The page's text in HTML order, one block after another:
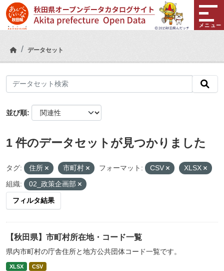
Skip to main content
メニュー
データセット
並び順
1 件のデータセットが見つかりました
タグ: 住所 市町村 フォーマット: CSV
XLSX
組織:
02_政策企画部
フィルタ結果
【秋田県】市町村所在地・コード一覧
県内市町村の庁舎住所と地方公共団体コード一覧です。
XLSX CSV